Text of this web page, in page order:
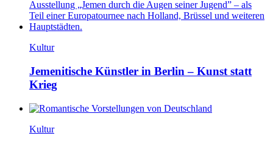
Kultur
Jemenitische Künstler in Berlin – Kunst statt
Krieg
Kultur